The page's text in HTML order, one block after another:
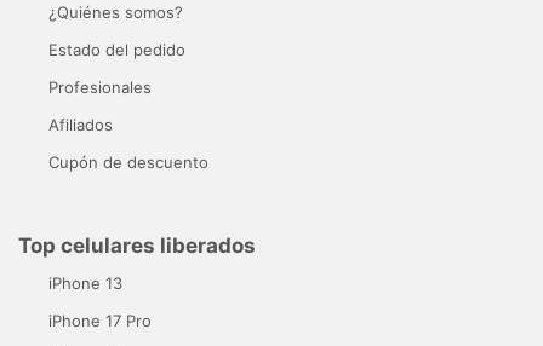
¿Quiénes somos?
Estado del pedido
Profesionales
Afiliados
Cupón de descuento
Top celulares liberados
iPhone 13
iPhone 17 Pro